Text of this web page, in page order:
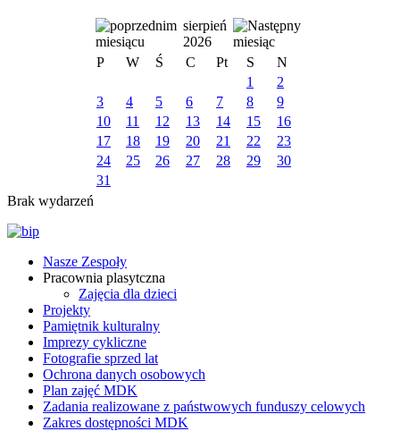
sierpień
2026
P
W Ś C Pt S
N
1
2
3
4 5 6 7 8
9
10
11 12 13 14 15
16
17
18 19 20 21 22
23
24
25 26 27 28 29
30
31
Brak wydarzeń
Nasze Zespoły
Pracownia plasytczna
Zajęcia dla dzieci
Projekty
Pamiętnik kulturalny
Imprezy cykliczne
Fotografie sprzed lat
Ochrona danych osobowych
Plan zajęć MDK
Zadania realizowane z państwowych funduszy celowych
Zakres dostępności MDK